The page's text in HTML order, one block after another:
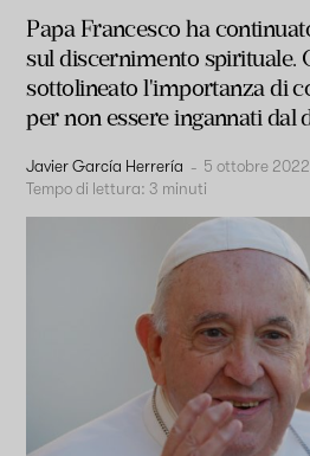
Papa Francesco ha
sul discernimento spirituale.
sottolineato l'importanza di
per non essere ingannati dal
Javier García Herrería - 5 ottobre 2022
Tempo di lettura: 3 minuti